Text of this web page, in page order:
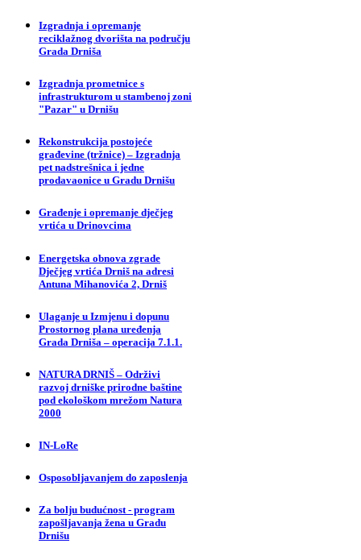
Izgradnja i opremanje
reciklažnog dvorišta na području
Grada Drniša
Izgradnja prometnice s
infrastrukturom u stambenoj zoni
"Pazar" u Drnišu
Rekonstrukcija postojeće
građevine (tržnice) – Izgradnja
pet nadstrešnica i jedne
prodavaonice u Gradu Drnišu
Građenje i opremanje dječjeg
vrtića u Drinovcima
Energetska obnova zgrade
Dječjeg vrtića Drniš na adresi
Antuna Mihanovića 2, Drniš
Ulaganje u Izmjenu i dopunu
Prostornog plana uređenja
Grada Drniša – operacija 7.1.1.
NATURA DRNIŠ – Održivi
razvoj drniške prirodne baštine
pod ekološkom mrežom Natura
2000
IN-LoRe
Osposobljavanjem do zaposlenja
Za bolju budućnost - program
zapošljavanja žena u Gradu
Drnišu